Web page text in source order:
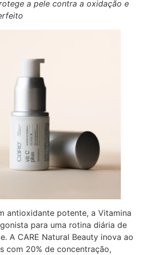
a pele contra a oxidação e
antioxidante potente, a Vitamina
para uma rotina diária de
A CARE Natural Beauty inova ao
com 20% de concentração,